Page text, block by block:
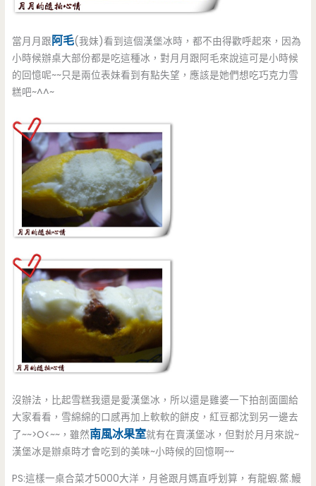
當月月跟阿毛(我妹)看到這個漢堡冰時，都不由得歡呼起來，因為
小時候辦桌大部份都是吃這種冰，對月月跟阿毛來說這可是小時候
的回憶呢~~只是兩位表妹看到有點失望，應該是她們想吃巧克力雪
糕吧~^^~
沒辦法，比起雪糕我還是愛漢堡冰，所以還是雞婆一下拍剖面圖給
大家看看，雪綿綿的口感再加上軟軟的餅皮，紅豆都沈到另一邊去
了~~>O<~~，雖然南風冰果室就有在賣漢堡冰，但對於月月來說~
漢堡冰是辦桌時才會吃到的美味~小時候的回憶啊~~
PS:這樣一桌合菜才5000大洋，月爸跟月媽直呼划算，有龍蝦.鱉.鰻